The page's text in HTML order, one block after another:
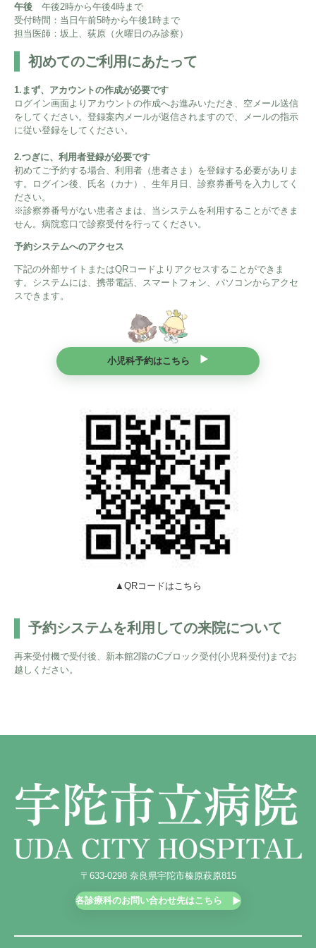
午後 午後2時から午後4時まで
受付時間：当日午前5時から午後1時まで
担当医師：坂上、荻原（火曜日のみ診察）
初めてのご利用にあたって
1.まず、アカウントの作成が必要です
ログイン画面よりアカウントの作成へお進みいただき、空メール送信
をしてください。登録案内メールが返信されますので、メールの指示
に従い登録をしてください。
2.つぎに、利用者登録が必要です
初めてご予約する場合、利用者（患者さま）を登録する必要がありま
す。ログイン後、氏名（カナ）、生年月日、診察券番号を入力してく
ださい。
※診察券番号がない患者さまは、当システムを利用することができま
せん。病院窓口で診察受付を行ってください。
予約システムへのアクセス
下記の外部サイトまたはQRコードよりアクセスすることができま
す。システムには、携帯電話、スマートフォン、パソコンからアクセ
スできます。
小児科予約はこちら
▲QRコードはこちら
予約システムを利用しての来院について
再来受付機で受付後、新本館2階のCブロック受付(小児科受付)までお
越しください。
〒633-0298 奈良県宇陀市榛原萩原815
各診療科のお問い合わせ先はこちら